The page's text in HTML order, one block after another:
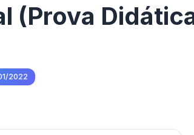
(Prova
2022